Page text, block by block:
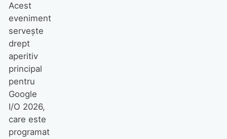
Acest
eveniment
servește
drept
aperitiv
principal
pentru
Google
I/O 2026,
care este
programat